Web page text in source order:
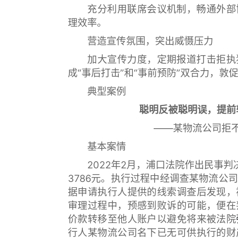
充分利用联席会议机制，畅通外部
理效率。
营造宣传氛围，突出威慑压力
加大宣传力度，定期报道打击拒执
成“事后打击”和“事前预防”双合力，敦
典型案例
聪明反被聪明误，提
——某物流公司拒
基本案情
2022年2月，浦口法院作出民事判
3786元。执行过程中经调查某物流公
据申请执行人提供的线索调查后发现
审理过程中，预感到败诉的可能，便
价款转移至他人账户以避免将来被法院
行人某物流公司名下已无可供执行的